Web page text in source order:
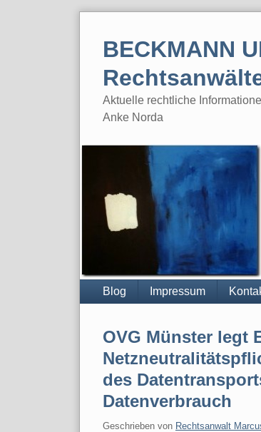
BECKMANN
Aktuelle rechtliche
Anke Norda
Blog Impressum
OVG Münster legt
des
Datenverbrauch
Geschrieben von Rechtsanwalt